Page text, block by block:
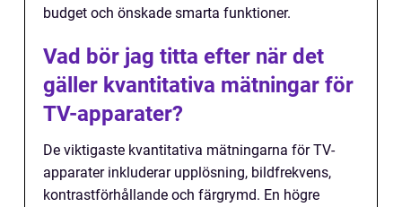
budget och önskade smarta funktioner.
Vad bör jag titta efter när det
gäller kvantitativa mätningar för
TV-apparater?
De viktigaste kvantitativa mätningarna för TV-
apparater inkluderar upplösning, bildfrekvens,
kontrastförhållande och färgrymd. En högre